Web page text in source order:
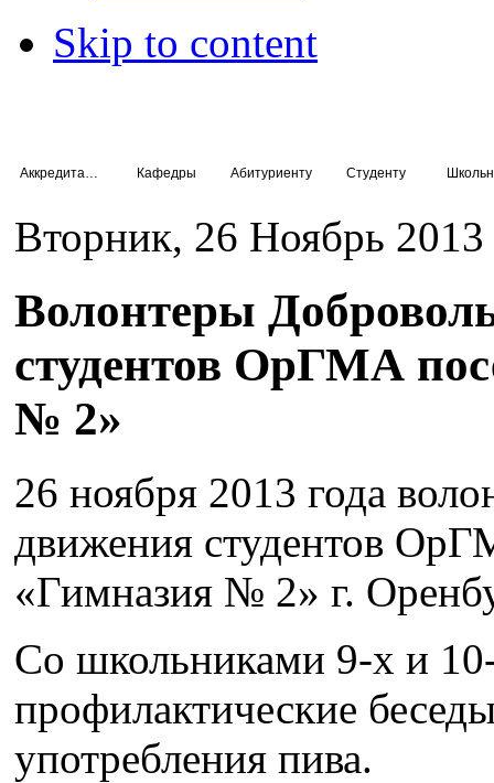
Skip to content
Кафедры Абитуриенту Студенту
Вторник, 26 Ноябрь
Волонтеры
студентов ОрГМА
№ 2»
26 ноября 2013 года
движения студентов
«Гимназия № 2» г.
Со школьниками 9-х и
профилактические
употребления пива.